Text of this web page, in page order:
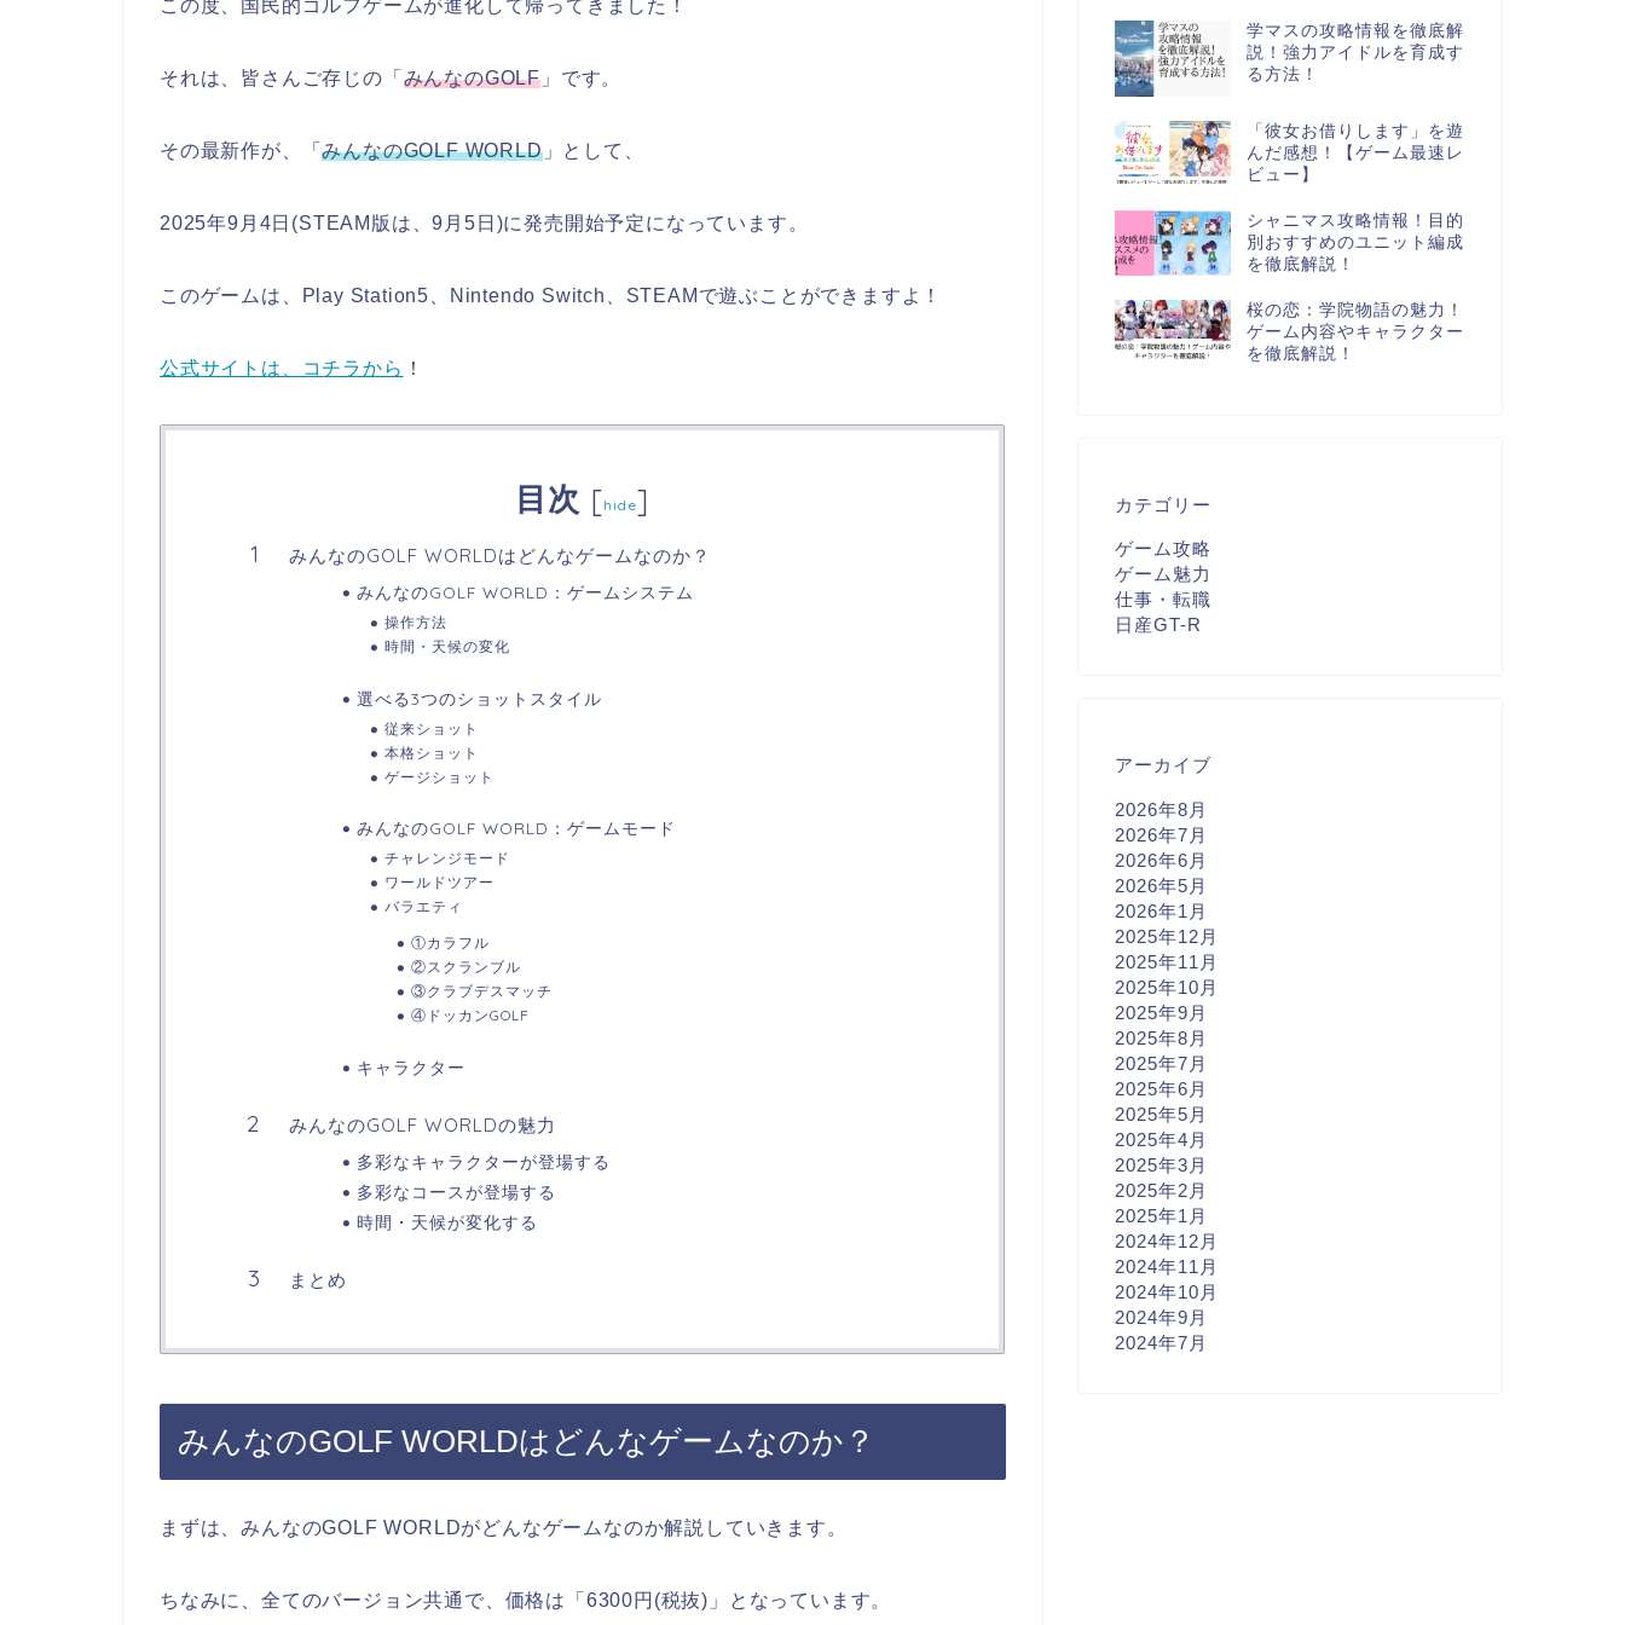
この度、国民的ゴルフゲームが進化して帰ってきました！
それは、皆さんご存じの「 みんなのGOLF 」です。
その最新作が、「みんなのGOLF WORLD」として、
2025年9月4日(STEAM版は、9月5日)に発売開始予定になっています。
このゲームは、Play Station5、Nintendo Switch、STEAMで遊ぶことができますよ！
公式サイトは、コチラから ！
目次 [hide]
みんなのGOLF WORLDはどんなゲームなのか？
みんなのGOLF WORLD：ゲームシステム
操作方法
時間・天候の変化
選べる3つのショットスタイル
従来ショット
本格ショット
ゲージショット
みんなのGOLF WORLD：ゲームモード
チャレンジモード
ワールドツアー
バラエティ
①カラフル
②スクランブル
③クラブデスマッチ
④ドッカンGOLF
キャラクター
みんなのGOLF WORLDの魅力
多彩なキャラクターが登場する
多彩なコースが登場する
時間・天候が変化する
まとめ
みんなのGOLF WORLDはどんなゲームなのか？
まずは、みんなのGOLF WORLDがどんなゲームなのか解説していきます。
ちなみに、全てのバージョン共通で、価格は「6300円(税抜)」となっています。
学マスの攻略情報を徹底解
説！強力アイドルを育成す
る方法！
「彼女お借りします」を遊
んだ感想！【ゲーム最速レ
ビュー】
シャニマス攻略情報！目的
別おすすめのユニット編成
を徹底解説！
桜の恋：学院物語の魅力！
ゲーム内容やキャラクター
を徹底解説！
カテゴリー
ゲーム攻略
ゲーム魅力
仕事・転職
日産GT-R
アーカイブ
2026年8月
2026年7月
2026年6月
2026年5月
2026年1月
2025年12月
2025年11月
2025年10月
2025年9月
2025年8月
2025年7月
2025年6月
2025年5月
2025年4月
2025年3月
2025年2月
2025年1月
2024年12月
2024年11月
2024年10月
2024年9月
2024年7月